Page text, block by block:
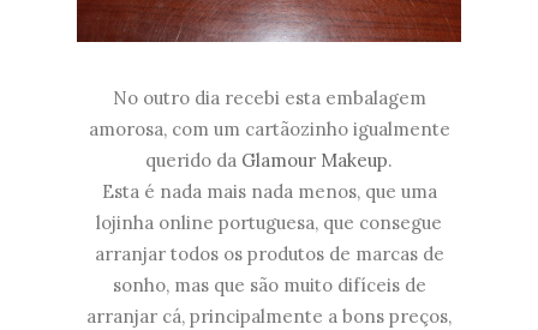
No outro dia recebi esta embalagem
amorosa, com um cartãozinho igualmente
querido da Glamour Makeup.
Esta é nada mais nada menos, que uma
lojinha online portuguesa, que consegue
arranjar todos os produtos de marcas de
sonho, mas que são muito difíceis de
arranjar cá, principalmente a bons preços,